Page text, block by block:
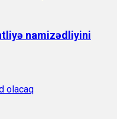
namizədliyini